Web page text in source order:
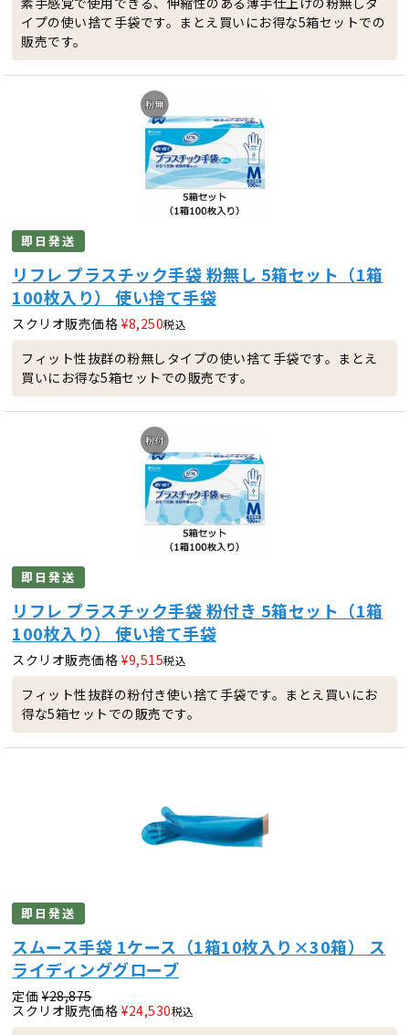
イプの使い捨て手袋です。まとえ買いにお得な5箱セットでの
販売です。
即日発送
リフレ プラスチック手袋 粉無し 5箱セット（1箱
100枚入り） 使い捨て手袋
スクリオ販売価格 ¥8,250税込
フィット性抜群の粉無しタイプの使い捨て手袋です。まとえ
買いにお得な5箱セットでの販売です。
即日発送
リフレ プラスチック手袋 粉付き 5箱セット（1箱
100枚入り） 使い捨て手袋
スクリオ販売価格 ¥9,515税込
フィット性抜群の粉付き使い捨て手袋です。まとえ買いにお
得な5箱セットでの販売です。
即日発送
スムース手袋 1ケース（1箱10枚入り×30箱） ス
ライディンググローブ
定価 ¥28,875
スクリオ販売価格 ¥24,530税込